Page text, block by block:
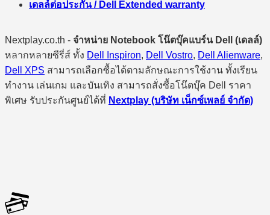
เดลล์ต่อประกัน / Dell Extended warranty
Nextplay.co.th - จำหน่าย Notebook โน๊ตบุ๊คแบร์น Dell (เดลล์)
หลากหลายซีรี่ส์ ทั้ง Dell Inspiron, Dell Vostro, Dell Alienware,
Dell XPS สามารถเลือกซื้อได้ตามลักษณะการใช้งาน ทั้งเรียน
ทำงาน เล่นเกม และบันเทิง สามารถสั่งซื้อโน๊ตบุ๊ค Dell ราคา
พิเศษ รับประกันศูนย์ได้ที่ Nextplay (บริษัท เน็กซ์เพลย์ จำกัด)